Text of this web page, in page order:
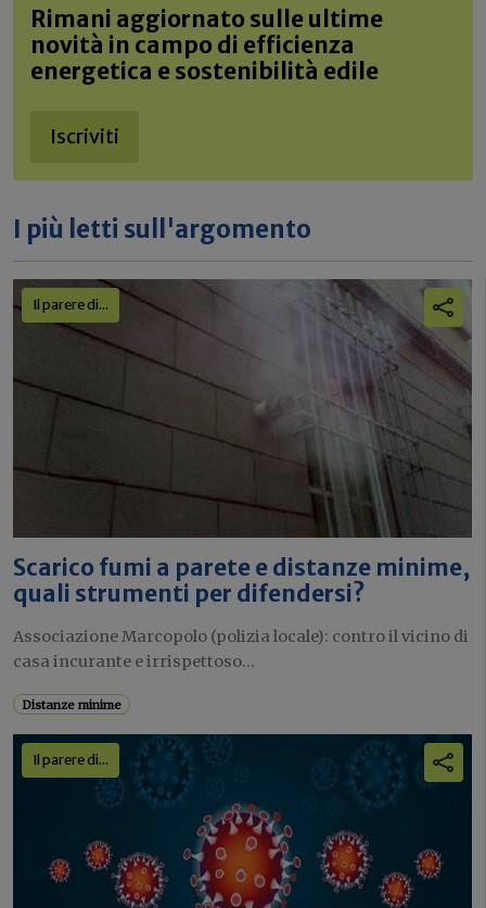
Rimani aggiornato sulle ultime
novità in campo di efficienza
energetica e sostenibilità edile
Iscriviti
I più letti sull'argomento
Il parere di...
Scarico fumi a parete e distanze minime,
quali strumenti per difendersi?
Associazione Marcopolo (polizia locale): contro il vicino di
casa incurante e irrispettoso...
Distanze minime
Il parere di...